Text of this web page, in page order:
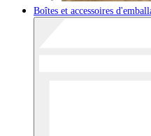
Boîtes et accessoires